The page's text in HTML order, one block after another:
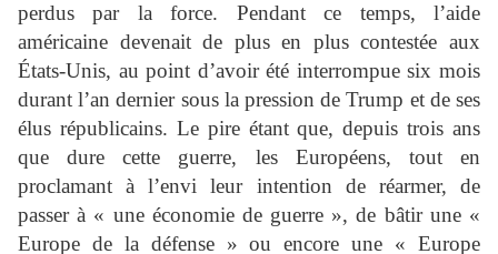
perdus par la force. Pendant ce temps, l’aide
américaine devenait de plus en plus contestée aux
États-Unis, au point d’avoir été interrompue six mois
durant l’an dernier sous la pression de Trump et de ses
élus républicains. Le pire étant que, depuis trois ans
que dure cette guerre, les Européens, tout en
proclamant à l’envi leur intention de réarmer, de
passer à « une économie de guerre », de bâtir une «
Europe de la défense » ou encore une « Europe